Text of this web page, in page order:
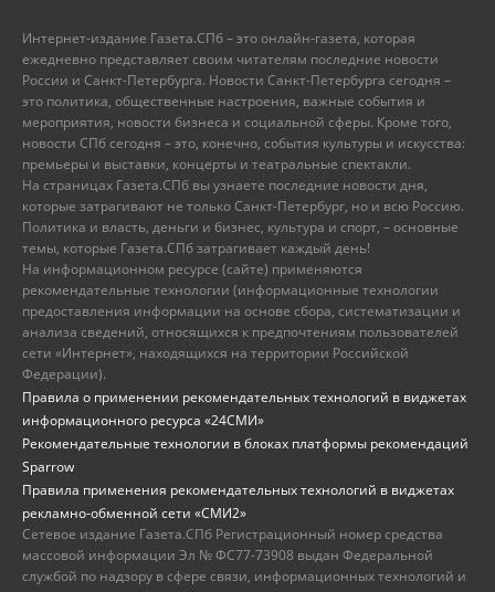
Интернет-издание Газета.СПб – это онлайн-газета, которая
ежедневно представляет своим читателям последние новости
России и Санкт-Петербурга. Новости Санкт-Петербурга сегодня –
это политика, общественные настроения, важные события и
мероприятия, новости бизнеса и социальной сферы. Кроме того,
новости СПб сегодня – это, конечно, события культуры и искусства:
премьеры и выставки, концерты и театральные спектакли.
На страницах Газета.СПб вы узнаете последние новости дня,
которые затрагивают не только Санкт-Петербург, но и всю Россию.
Политика и власть, деньги и бизнес, культура и спорт, – основные
темы, которые Газета.СПб затрагивает каждый день!
На информационном ресурсе (сайте) применяются
рекомендательные технологии (информационные технологии
предоставления информации на основе сбора, систематизации и
анализа сведений, относящихся к предпочтениям пользователей
сети «Интернет», находящихся на территории Российской
Федерации).
Правила о применении рекомендательных технологий в виджетах
информационного ресурса «24СМИ»
Рекомендательные технологии в блоках платформы рекомендаций
Sparrow
Правила применения рекомендательных технологий в виджетах
рекламно-обменной сети «СМИ2»
Сетевое издание Газета.СПб Регистрационный номер средства
массовой информации Эл № ФС77-73908 выдан Федеральной
службой по надзору в сфере связи, информационных технологий и